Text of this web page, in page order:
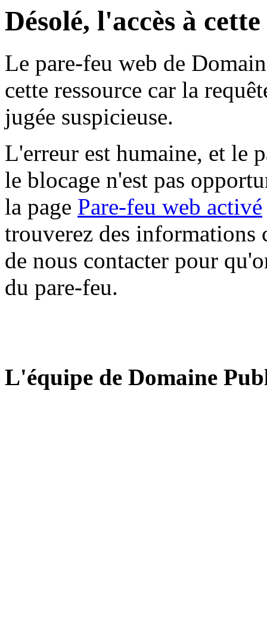
Désolé, l'accès à
Le pare-feu web de
cette ressource car la
jugée suspicieuse.
L'erreur est humaine, et le
le blocage n'est pas
la page Pare-feu web activé
trouverez des informations
de nous contacter pour
du pare-feu.
L'équipe de Domaine